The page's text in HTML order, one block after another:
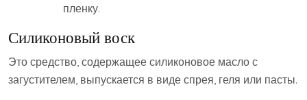
пленку.
Силиконовый воск
Это средство, содержащее силиконовое масло с
загустителем, выпускается в виде спрея, геля или пасты.